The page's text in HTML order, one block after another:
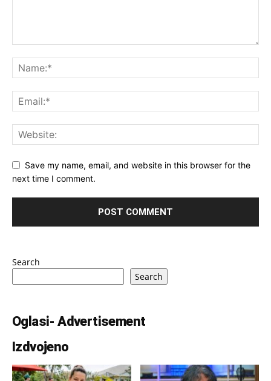
Save my name, email, and website in this browser for the
next time I comment.
Search
Search
Oglasi- Advertisement
Izdvojeno